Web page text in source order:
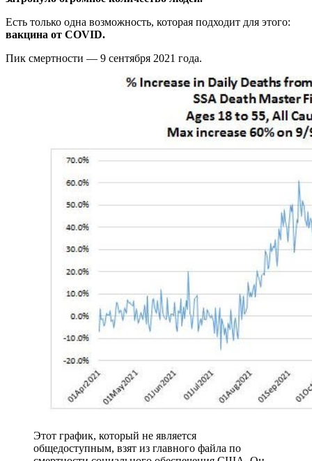
Есть только одна возможность, которая подходит для этого:
вакцина от COVID.
Пик смертности — 9 сентября 2021 года.
Этот график, который не является
общедоступным, взят из главного файла по